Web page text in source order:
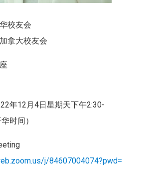
校友会
拿大校友会
12月4日星期天下午2:30-
时间）
j/84607004074?pwd=